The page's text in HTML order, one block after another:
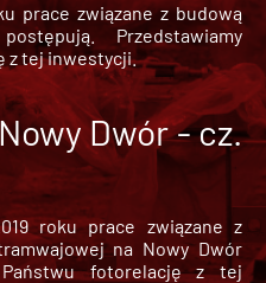
prace związane z budową
postępują. Przedstawiamy
z tej inwestycji.
Dwór - cz.
roku prace związane z
na Nowy Dwór
Państwu fotorelację z tej